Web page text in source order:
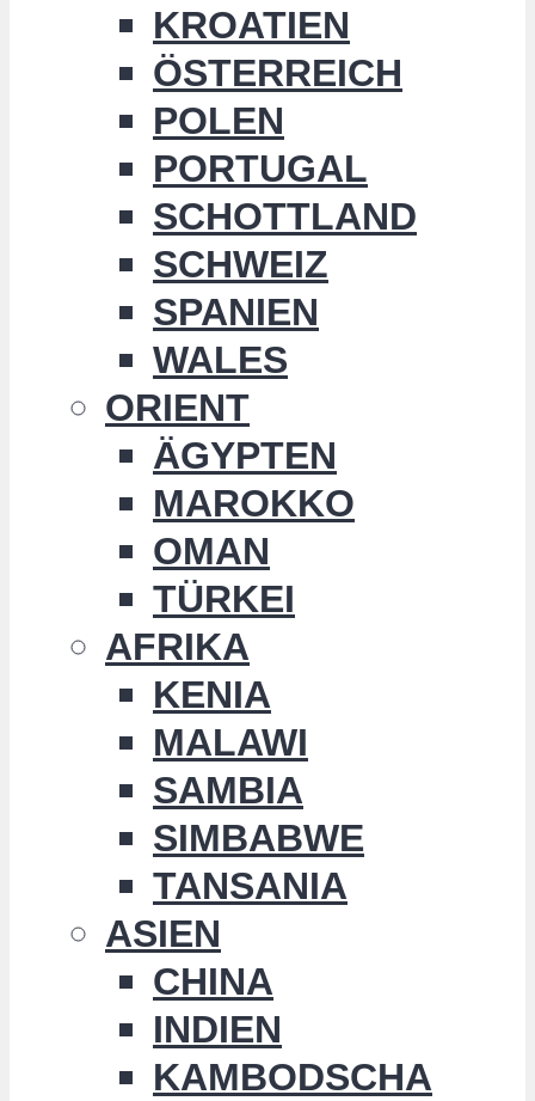
KROATIEN
ÖSTERREICH
POLEN
PORTUGAL
SCHOTTLAND
SCHWEIZ
SPANIEN
WALES
ORIENT
ÄGYPTEN
MAROKKO
OMAN
TÜRKEI
AFRIKA
KENIA
MALAWI
SAMBIA
SIMBABWE
TANSANIA
ASIEN
CHINA
INDIEN
KAMBODSCHA